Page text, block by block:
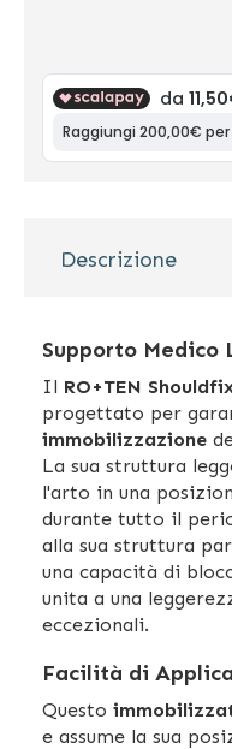
Descrizione
Supporto Medico
Il RO+TEN
progettato per
immobilizzazione
La sua struttura
l'arto in una
durante tutto il
alla sua struttura
una capacità di
unita a una
eccezionali.
Facilità di
Questo
e assume la sua